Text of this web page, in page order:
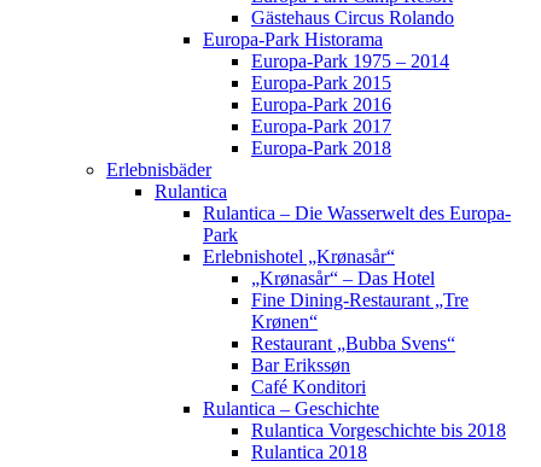
Gästehaus Circus Rolando
Europa-Park Historama
Europa-Park 1975 – 2014
Europa-Park 2015
Europa-Park 2016
Europa-Park 2017
Europa-Park 2018
Erlebnisbäder
Rulantica
Rulantica – Die Wasserwelt des Europa-
Park
Erlebnishotel „Krønasår“
„Krønasår“ – Das Hotel
Fine Dining-Restaurant „Tre
Krønen“
Restaurant „Bubba Svens“
Bar Erikssøn
Café Konditori
Rulantica – Geschichte
Rulantica Vorgeschichte bis 2018
Rulantica 2018